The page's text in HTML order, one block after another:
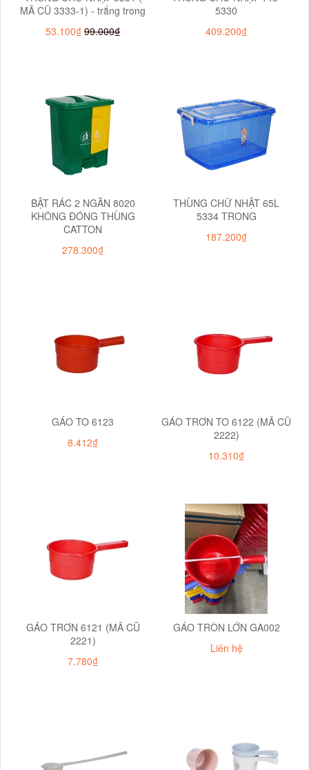
MÃ CŨ 3333-1) - trắng trong
53.100₫ 99.000₫
5330
409.200₫
BẬT RÁC 2 NGĂN 8020
KHÔNG ĐÓNG THÙNG
CATTON
278.300₫
THÙNG CHỮ NHẬT 65L
5334 TRONG
187.200₫
GÁO TO 6123
8.412₫
GÁO TRƠN TO 6122 (MÃ CŨ
2222)
10.310₫
GÁO TRƠN 6121 (MÃ CŨ
2221)
7.780₫
GÁO TRÒN LỚN GA002
Liên hệ